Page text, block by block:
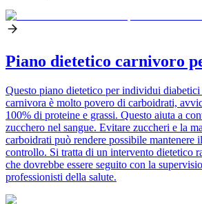
Piano dietetico carnivoro
Questo piano dietetico per individui diabetici
carnivora è molto povero di carboidrati,
100% di proteine e grassi. Questo aiuta a
zucchero nel sangue. Evitare zuccheri e la
carboidrati può rendere possibile mantenere
controllo. Si tratta di un intervento dietetico
che dovrebbe essere seguito con la
professionisti della salute.